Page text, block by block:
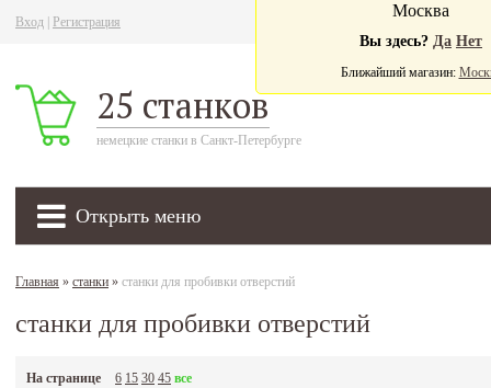
Вход Регистрация
25 станков
немецкие станки в Санкт-Петербурге
Открыть меню
Москва
Вы здесь? Да Нет
Ближайший магазин:
Главная » станки » станки для пробивки отверстий
станки для пробивки отверстий
На странице 6 15 30 45 все